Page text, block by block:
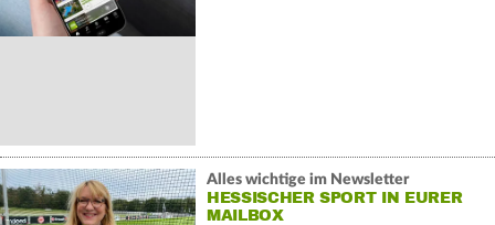
Alles wichtige im Newsletter
HESSISCHER SPORT IN EURER
MAILBOX